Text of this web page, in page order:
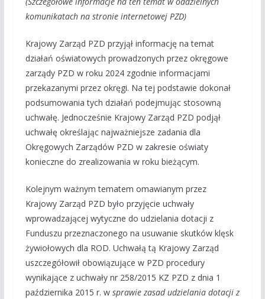
komunikatach na stronie internetowej PZD)
Krajowy Zarząd PZD przyjął informację na temat
działań oświatowych prowadzonych przez okręgowe
zarządy PZD w roku 2024 zgodnie informacjami
przekazanymi przez okręgi. Na tej podstawie dokonał
podsumowania tych działań podejmując stosowną
uchwałę. Jednocześnie Krajowy Zarząd PZD podjął
uchwałę określając najważniejsze zadania dla
Okręgowych Zarządów PZD w zakresie oświaty
konieczne do zrealizowania w roku bieżącym.
Kolejnym ważnym tematem omawianym przez
Krajowy Zarząd PZD było przyjęcie uchwały
wprowadzającej wytyczne do udzielania dotacji z
Funduszu przeznaczonego na usuwanie skutków klęsk
żywiołowych dla ROD. Uchwałą tą Krajowy Zarząd
uszczegółowił obowiązujące w PZD procedury
wynikające z uchwały nr 258/2015 KZ PZD z dnia 1
października 2015 r. w sprawie zasad udzielania dotacji z